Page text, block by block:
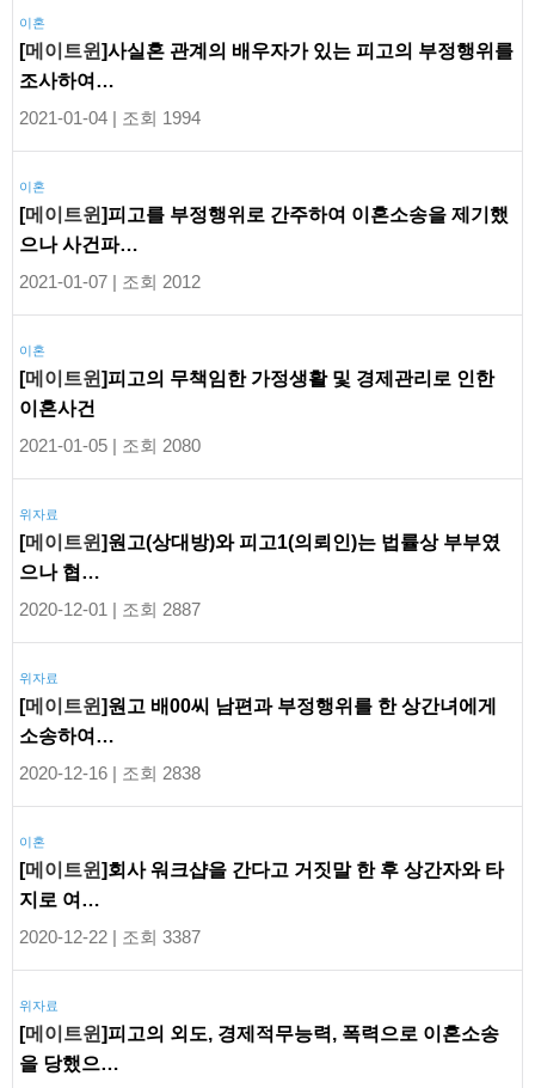
이혼
[메이트윈]사실혼 관계의 배우자가 있는 피고의 부정행위를
조사하여…
2021-01-04 | 조회 1994
이혼
[메이트윈]피고를 부정행위로 간주하여 이혼소송을 제기했
으나 사건파…
2021-01-07 | 조회 2012
이혼
[메이트윈]피고의 무책임한 가정생활 및 경제관리로 인한
이혼사건
2021-01-05 | 조회 2080
위자료
[메이트윈]원고(상대방)와 피고1(의뢰인)는 법률상 부부였
으나 협…
2020-12-01 | 조회 2887
위자료
[메이트윈]원고 배00씨 남편과 부정행위를 한 상간녀에게
소송하여…
2020-12-16 | 조회 2838
이혼
[메이트윈]회사 워크샵을 간다고 거짓말 한 후 상간자와 타
지로 여…
2020-12-22 | 조회 3387
위자료
[메이트윈]피고의 외도, 경제적무능력, 폭력으로 이혼소송
을 당했으…